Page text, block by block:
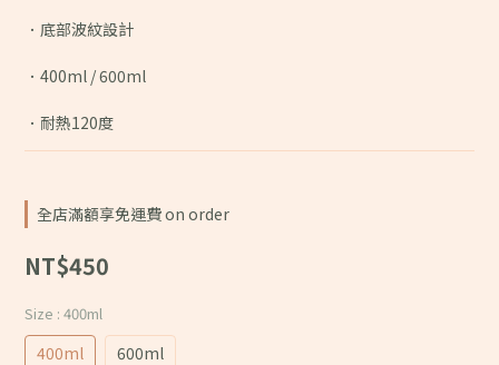
．底部波紋設計
．400ml / 600ml
．耐熱120度
全店滿額享免運費 on order
NT$450
Size : 400ml
400ml 600ml